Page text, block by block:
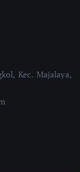
Kec. Majalaya,